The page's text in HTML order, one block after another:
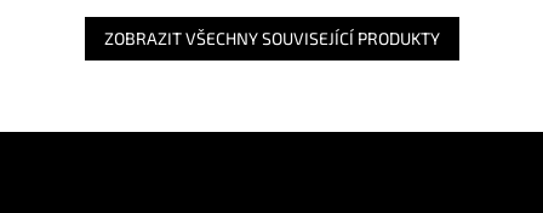
ZOBRAZIT VŠECHNY SOUVISEJÍCÍ PRODUKTY